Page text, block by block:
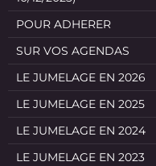
POUR ADHERER
SUR VOS AGENDAS
LE JUMELAGE EN 2026
LE JUMELAGE EN 2025
LE JUMELAGE EN 2024
LE JUMELAGE EN 2023